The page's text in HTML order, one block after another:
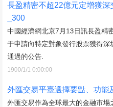
長盈精密不超22億元定增獲深
_300
中國經濟網北京7月13日訊長盈精
于申請向特定對象發行股票獲得
通過的公告.
1900/1/1 0:00:00
外匯交易平臺選擇要點、功能
外匯交易作為全球最大的金融市